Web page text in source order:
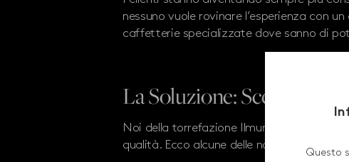
nessuno vuole rovinare l’esperienza con
caffetterie specializzate dove sanno di
La Soluzione: Scegliere un
Noi della torrefazione Ilmur stiamo
qualità. Ecco alcune delle nostre
Questo